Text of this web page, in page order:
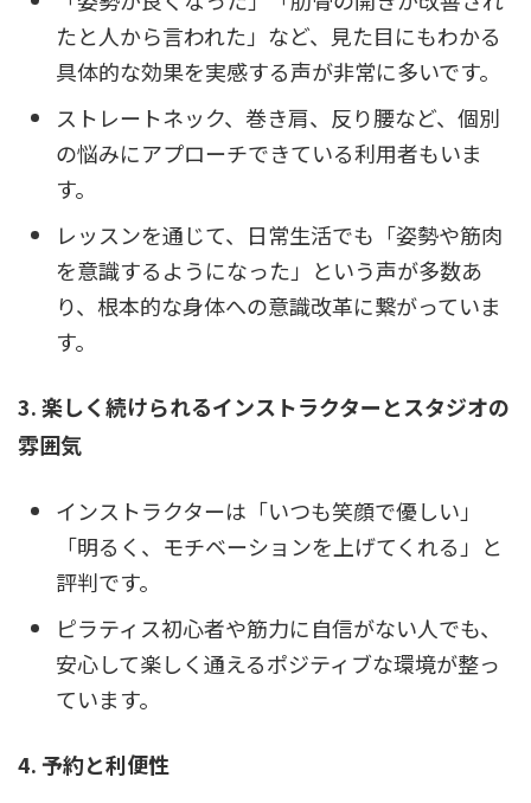
たと人から言われた」など、見た目にもわかる
具体的な効果を実感する声が非常に多いです。
ストレートネック、巻き肩、反り腰など、個別
の悩みにアプローチできている利用者もいま
す。
レッスンを通じて、日常生活でも「姿勢や筋肉
を意識するようになった」という声が多数あ
り、根本的な身体への意識改革に繋がっていま
す。
3. 楽しく続けられるインストラクターとスタジオの
雰囲気
インストラクターは「いつも笑顔で優しい」
「明るく、モチベーションを上げてくれる」と
評判です。
ピラティス初心者や筋力に自信がない人でも、
安心して楽しく通えるポジティブな環境が整っ
ています。
4. 予約と利便性